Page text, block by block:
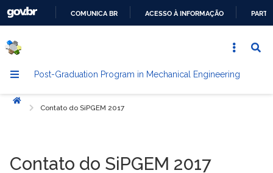
CONTENT
COMUNICA BR ACESSO À INFORMAÇÃO
Post-Graduation Program in Mechanical Engineering
Início
Contato do SiPGEM 2017
Contato do SiPGEM 2017